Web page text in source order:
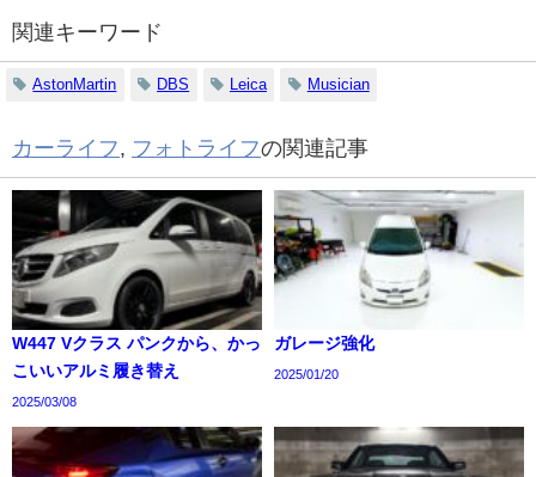
関連キーワード
AstonMartin DBS Leica Musician
カーライフ, フォトライフの関連記事
W447 Vクラス パンクから、かっ
こいいアルミ履き替え
2025/03/08
ガレージ強化
2025/01/20